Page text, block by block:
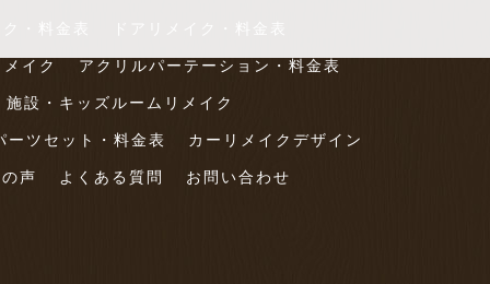
イク アクリルパーテーション・料金表
施設・キッズルームリメイク
ーツセット・料金表 カーリメイクデザイン
声 よくある質問 お問い合わせ